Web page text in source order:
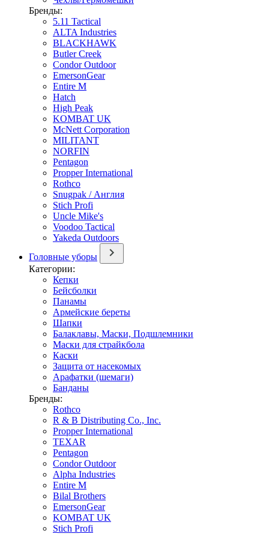
Бренды:
5.11 Tactical
ALTA Industries
BLACKHAWK
Butler Creek
Condor Outdoor
EmersonGear
Entire M
Hatch
High Peak
KOMBAT UK
McNett Corporation
MILITANT
NORFIN
Pentagon
Propper International
Rothco
Snugpak / Англия
Stich Profi
Uncle Mike's
Voodoo Tactical
Yakeda Outdoors
Головные уборы
Категории:
Кепки
Бейсболки
Панамы
Армейские береты
Шапки
Балаклавы, Маски, Подшлемники
Маски для страйкбола
Каски
Защита от насекомых
Арафатки (шемаги)
Банданы
Бренды:
Rothco
R & B Distributing Co., Inc.
Propper International
TEXAR
Pentagon
Condor Outdoor
Alpha Industries
Entire M
Bilal Brothers
EmersonGear
KOMBAT UK
Stich Profi